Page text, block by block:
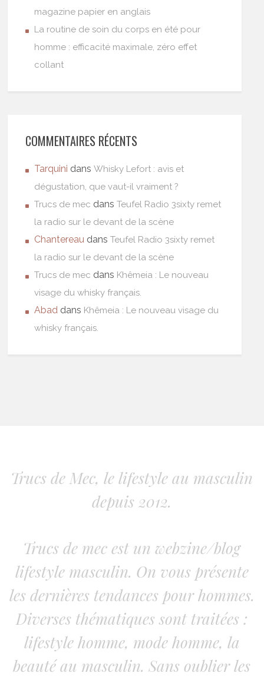
magazine papier en anglais
La routine de soin du corps en été pour
homme : efficacité maximale, zéro effet
collant
COMMENTAIRES RÉCENTS
Tarquini dansWhisky Lefort : avis et
dégustation, que vaut-il vraiment ?
Trucs de mec dansTeufel Radio 3sixty remet
la radio sur le devant de la scène
Chantereau dansTeufel Radio 3sixty remet
la radio sur le devant de la scène
Trucs de mec dans Khêmeia : Le nouveau
visage du whisky français.
Abad dans Khêmeia : Le nouveau visage du
whisky français.
Trucs de Mec, le lifestyle au masculin
depuis 2012.
Trucs de mec est un webzine/blog
lifestyle masculin. On vous présente
les dernières tendances pour hommes.
Diverses thématiques sont traitées :
lifestyle homme, mode homme, la
beauté au masculin. Sans oublier les